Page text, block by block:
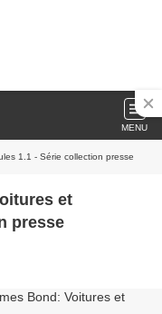
MENU
1.1 - Série collection presse
et
presse